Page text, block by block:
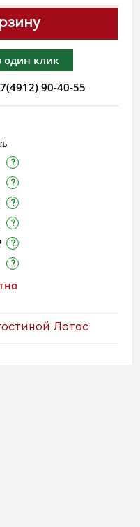
один клик
90-40-55
Лотос